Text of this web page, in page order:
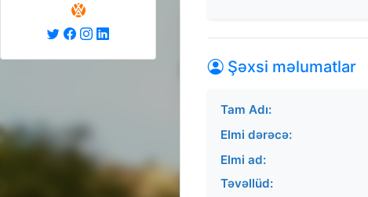
Şəxsi məlumatlar
Tam Adı:
Elmi dərəcə:
Elmi ad:
Təvəllüd: